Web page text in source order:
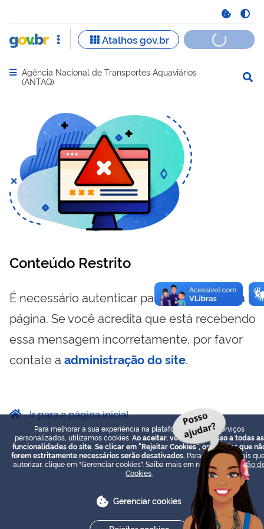
Abrir menu principal de navegação
Agência Nacional de Transportes Aquaviários
(ANTAQ)
Conteúdo Restrito
É necessário autenticar para visualizar essa
página. Se você acredita que está recebendo
essa mensagem incorretamente, por favor
contate a administração do site.
Ir para a página inicial
Para melhorar a sua experiência na plataforma e prover serviços
personalizados, utilizamos cookies. Ao aceitar, você terá acesso a todas as
funcionalidades do site. Se clicar em "Rejeitar Cookies", os cookies que
forem estritamente necessários serão desativados. Para escolher quais
autorizar, clique em "Gerenciar cookies". Saiba mais em nossa
Declaração
Cookies
Gerenciar cookies